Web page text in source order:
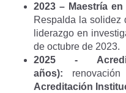
2023 – Maestría
Respalda la solidez
liderazgo en
de octubre de 2023.
2025 -
años):
Acreditación